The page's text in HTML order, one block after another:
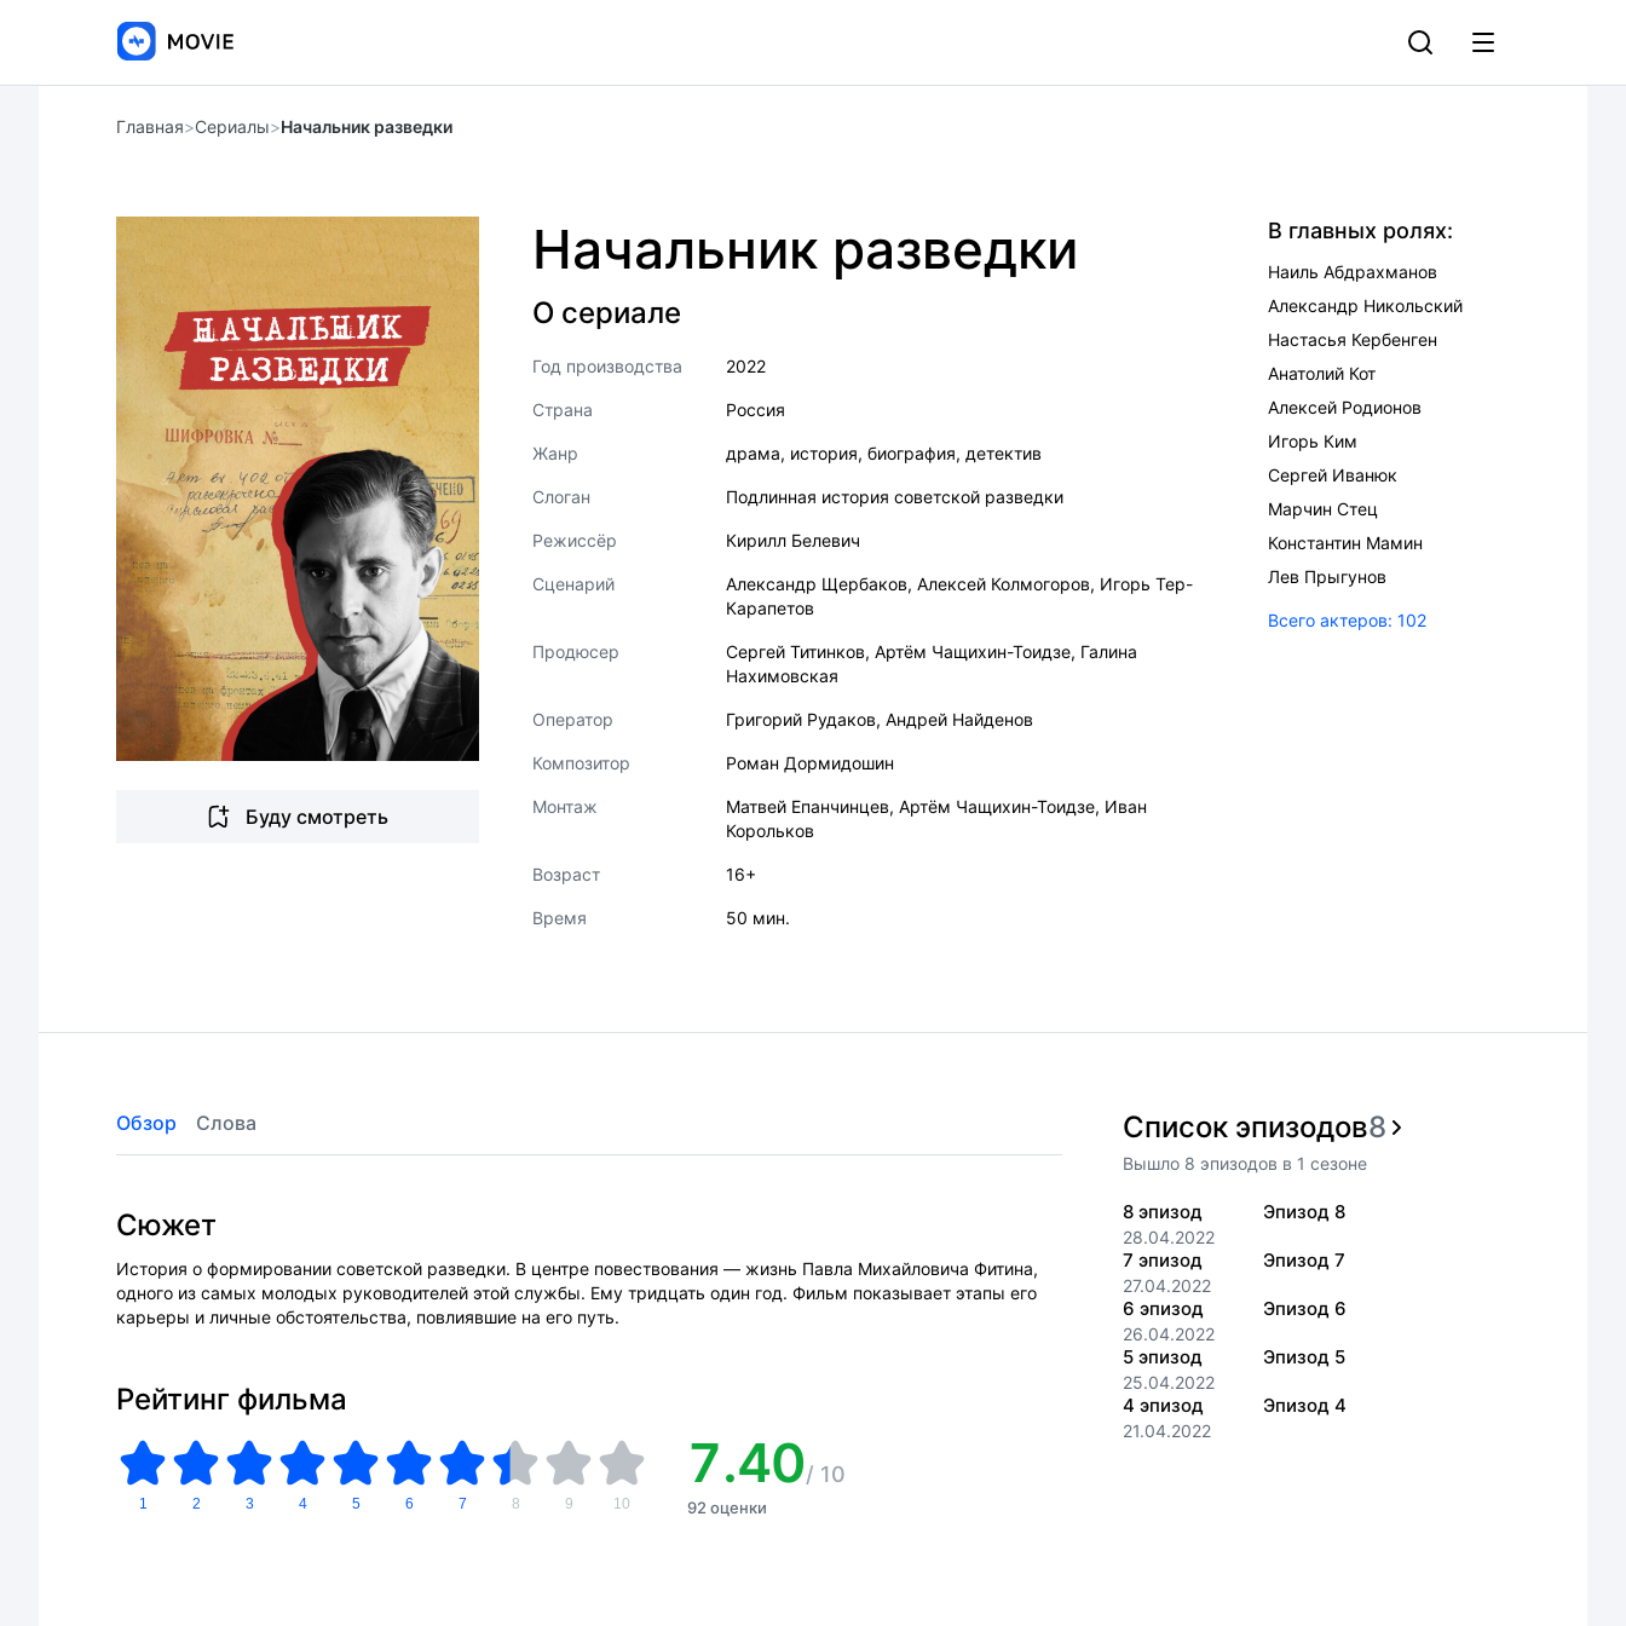
Главная>Сериалы>Начальник разведки
Буду смотреть
Начальник разведки
О сериале
Год производства 2022
Страна Россия
Жанр драма, история, биография, детектив
Слоган Подлинная история советской разведки
Режиссёр Кирилл Белевич
Сценарий Александр Щербаков, Алексей Колмогоров, Игорь Тер-
Карапетов
Продюсер Сергей Титинков, Артём Чащихин-Тоидзе, Галина
Нахимовская
Оператор Григорий Рудаков, Андрей Найденов
Композитор Роман Дормидошин
Монтаж Матвей Епанчинцев, Артём Чащихин-Тоидзе, Иван
Корольков
Возраст 16+
Время 50 мин.
В главных ролях:
Наиль Абдрахманов
Александр Никольский
Настасья Кербенген
Анатолий Кот
Алексей Родионов
Игорь Ким
Сергей Иванюк
Марчин Стец
Константин Мамин
Лев Прыгунов
Всего актеров: 102
Обзор Слова
Сюжет
История о формировании советской разведки. В центре повествования — жизнь Павла Михайловича Фитина,
одного из самых молодых руководителей этой службы. Ему тридцать один год. Фильм показывает этапы его
карьеры и личные обстоятельства, повлиявшие на его путь.
Рейтинг фильма
1 2 3 4 5 6 7 8 9 10
7.40/ 10
92 оценки
Список эпизодов8
Вышло 8 эпизодов в 1 сезоне
8 эпизод
28.04.2022
Эпизод 8
7 эпизод
27.04.2022
Эпизод 7
6 эпизод
26.04.2022
Эпизод 6
5 эпизод
25.04.2022
Эпизод 5
4 эпизод
21.04.2022
Эпизод 4